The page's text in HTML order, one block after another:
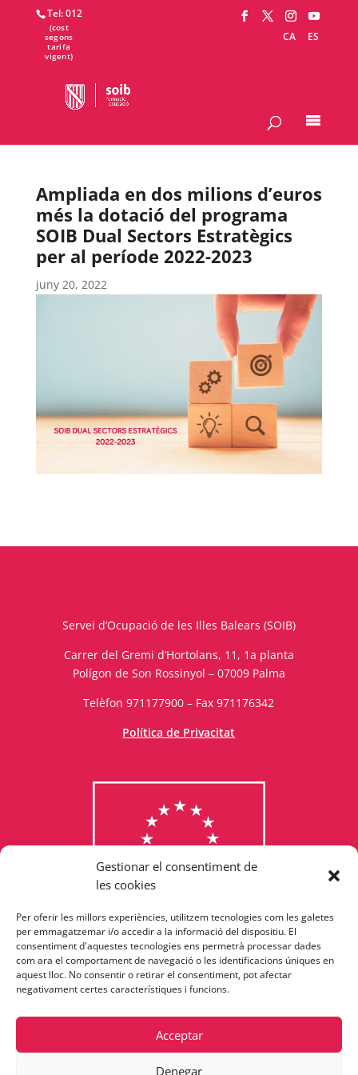
Gestionar el consentiment de
les cookies
Per oferir les millors experiències, utilitzem tecnologies com les galetes
per emmagatzemar i/o accedir a la informació del dispositiu. El
consentiment d'aquestes tecnologies ens permetrà processar dades
com ara el comportament de navegació o les identificacions úniques en
aquest lloc. No consentir o retirar el consentiment, pot afectar
negativament certes característiques i funcions.
Acceptar
Denegar
Tel: 012
CA
ES
Ampliada en dos milions d’euros
més la dotació del programa
SOIB Dual Sectors Estratègics
per al període 2022-2023
juny 20, 2022
Consulta els programes
finançats per la Unió Europea
Servei d’Ocupació de les Illes Balears (SOIB)
Carrer del Gremi d’Hortolans, 11, 1a planta
Polígon de Son Rossinyol – 07009 Palma
Telèfon 971177900 – Fax 971176342
Política de Privacitat